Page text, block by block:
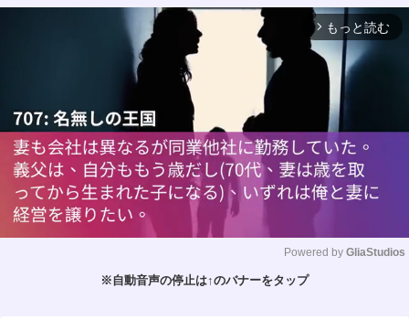
arrow_forward_ios もっと読む
Powered by GliaStudios
※自動音声の停止は↑のバナーをタップ